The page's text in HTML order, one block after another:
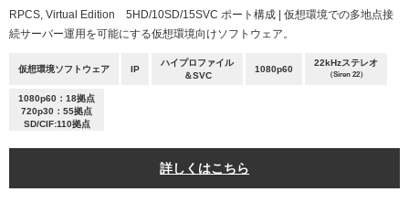
RPCS, Virtual Edition 5HD/10SD/15SVC ポート構成 | 仮想環境での多地点接
続サーバー運用を可能にする仮想環境向けソフトウェア。
仮想環境ソフトウェア IP
ハイプロファイル
＆SVC
1080p60
22kHzステレオ
（Siren 22）
1080p60：18拠点
720p30：55拠点
SD/CIF:110拠点
詳しくはこちら